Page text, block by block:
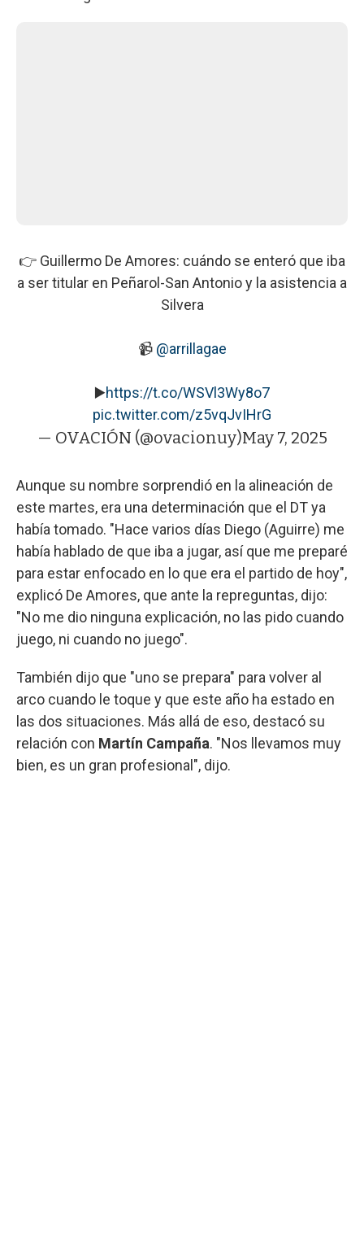
👉 Guillermo De Amores: cuándo se enteró que iba
a ser titular en Peñarol-San Antonio y la asistencia a
Silvera⁣
📹 @arrillagae
▶️https://t.co/WSVl3Wy8o7
pic.twitter.com/z5vqJvIHrG
— OVACIÓN (@ovacionuy)May 7, 2025
Aunque su nombre sorprendió en la alineación de
este martes, era una determinación que el DT ya
había tomado. "Hace varios días Diego (Aguirre) me
había hablado de que iba a jugar, así que me preparé
para estar enfocado en lo que era el partido de hoy",
explicó De Amores, que ante la repreguntas, dijo:
"No me dio ninguna explicación, no las pido cuando
juego, ni cuando no juego".
También dijo que "uno se prepara" para volver al
arco cuando le toque y que este año ha estado en
las dos situaciones. Más allá de eso, destacó su
relación con Martín Campaña. "Nos llevamos muy
bien, es un gran profesional", dijo.